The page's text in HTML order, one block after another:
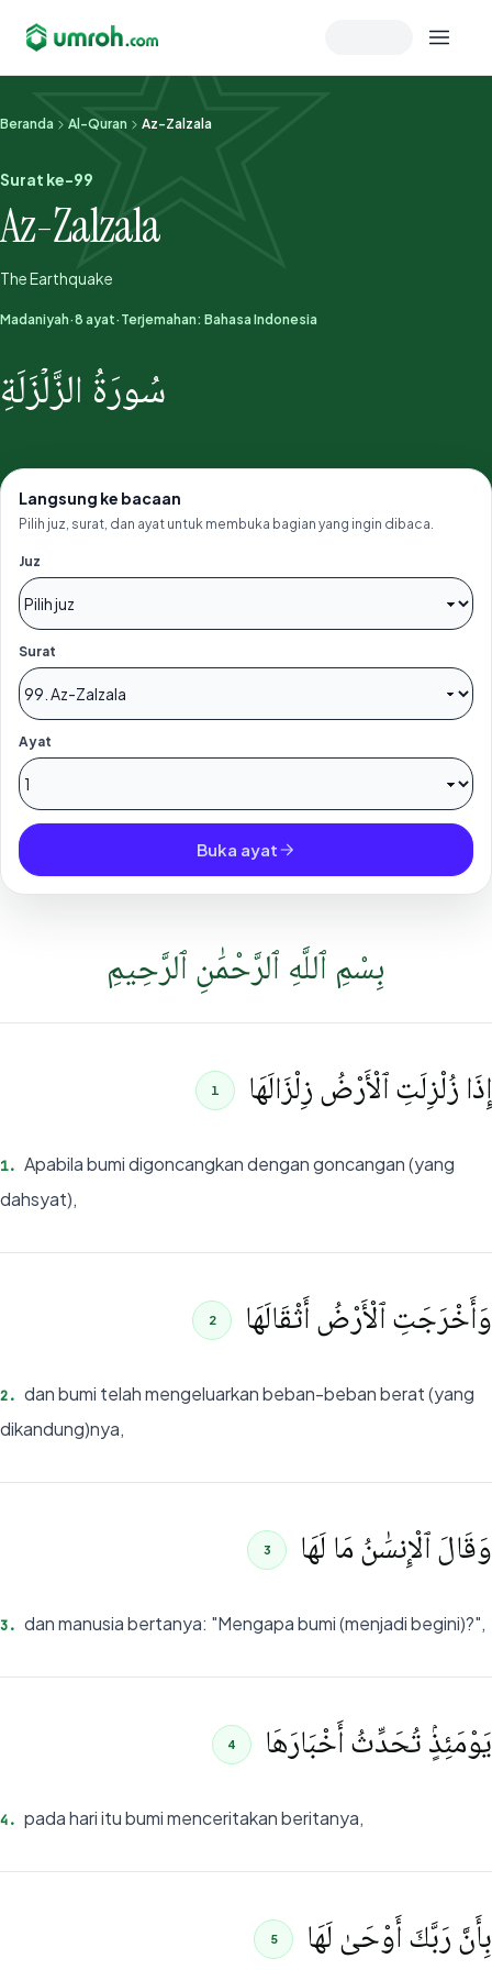
Memeriksa sesi akun
Beranda Al-Quran Az-Zalzala
Surat ke-99
Az-Zalzala
The Earthquake
Madaniyah·8 ayat· Terjemahan: Bahasa Indonesia
سُورَةُ الزَّلۡزَلَةِ
Langsung ke bacaan
Pilih juz, surat, dan ayat untuk membuka bagian yang ingin dibaca.
Juz
Surat
Ayat
Buka ayat
بِسْمِ ٱللَّهِ ٱلرَّحْمَٰنِ ٱلرَّحِيمِ
إِذَا زُلْزِلَتِ ٱلْأَرْضُ زِلْزَالَهَا 1
1. Apabila bumi digoncangkan dengan goncangan (yang
dahsyat),
وَأَخْرَجَتِ ٱلْأَرْضُ أَثْقَالَهَا 2
2. dan bumi telah mengeluarkan beban-beban berat (yang
dikandung)nya,
وَقَالَ ٱلْإِنسَٰنُ مَا لَهَا 3
3. dan manusia bertanya: "Mengapa bumi (menjadi begini)?",
يَوْمَئِذٍۢ تُحَدِّثُ أَخْبَارَهَا 4
4. pada hari itu bumi menceritakan beritanya,
بِأَنَّ رَبَّكَ أَوْحَىٰ لَهَا 5